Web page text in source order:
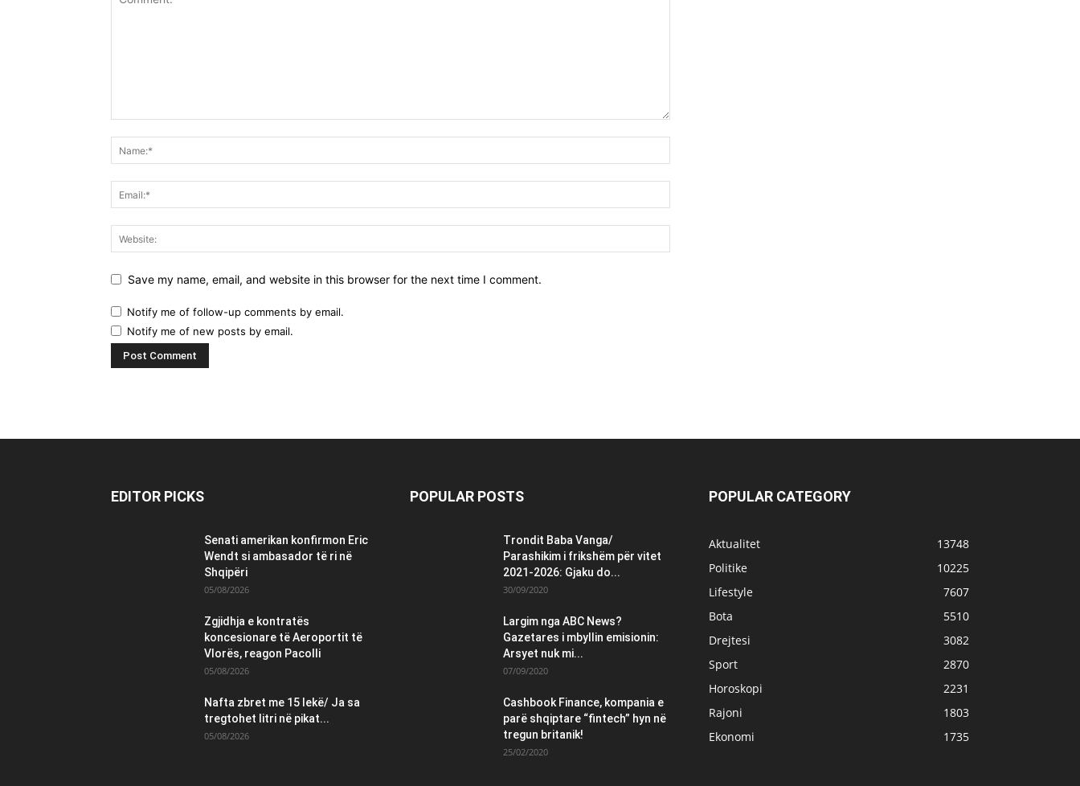
Save my name, email, and website in this browser for the next time I comment.
Notify me of follow-up comments by email.
Notify me of new posts by email.
EDITOR PICKS
Senati amerikan konfirmon Eric
Wendt si ambasador të ri në
Shqipëri
05/08/2026
Zgjidhja e kontratës
koncesionare të Aeroportit të
Vlorës, reagon Pacolli
05/08/2026
Nafta zbret me 15 lekë/ Ja sa
tregtohet litri në pikat...
05/08/2026
POPULAR POSTS
Trondit Baba Vanga/
Parashikim i frikshëm për vitet
2021-2026: Gjaku do...
30/09/2020
Largim nga ABC News?
Gazetares i mbyllin emisionin:
Arsyet nuk mi...
07/09/2020
Cashbook Finance, kompania e
parë shqiptare “fintech” hyn në
tregun britanik!
25/02/2020
POPULAR CATEGORY
Aktualitet
13748
Politike
10225
Lifestyle
7607
Bota
5510
Drejtesi
3082
Sport
2870
Horoskopi
2231
Rajoni
1803
Ekonomi
1735